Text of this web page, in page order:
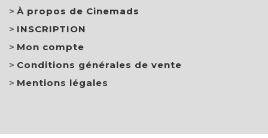
À propos de Cinemads
INSCRIPTION
Mon compte
Conditions générales de vente
Mentions légales